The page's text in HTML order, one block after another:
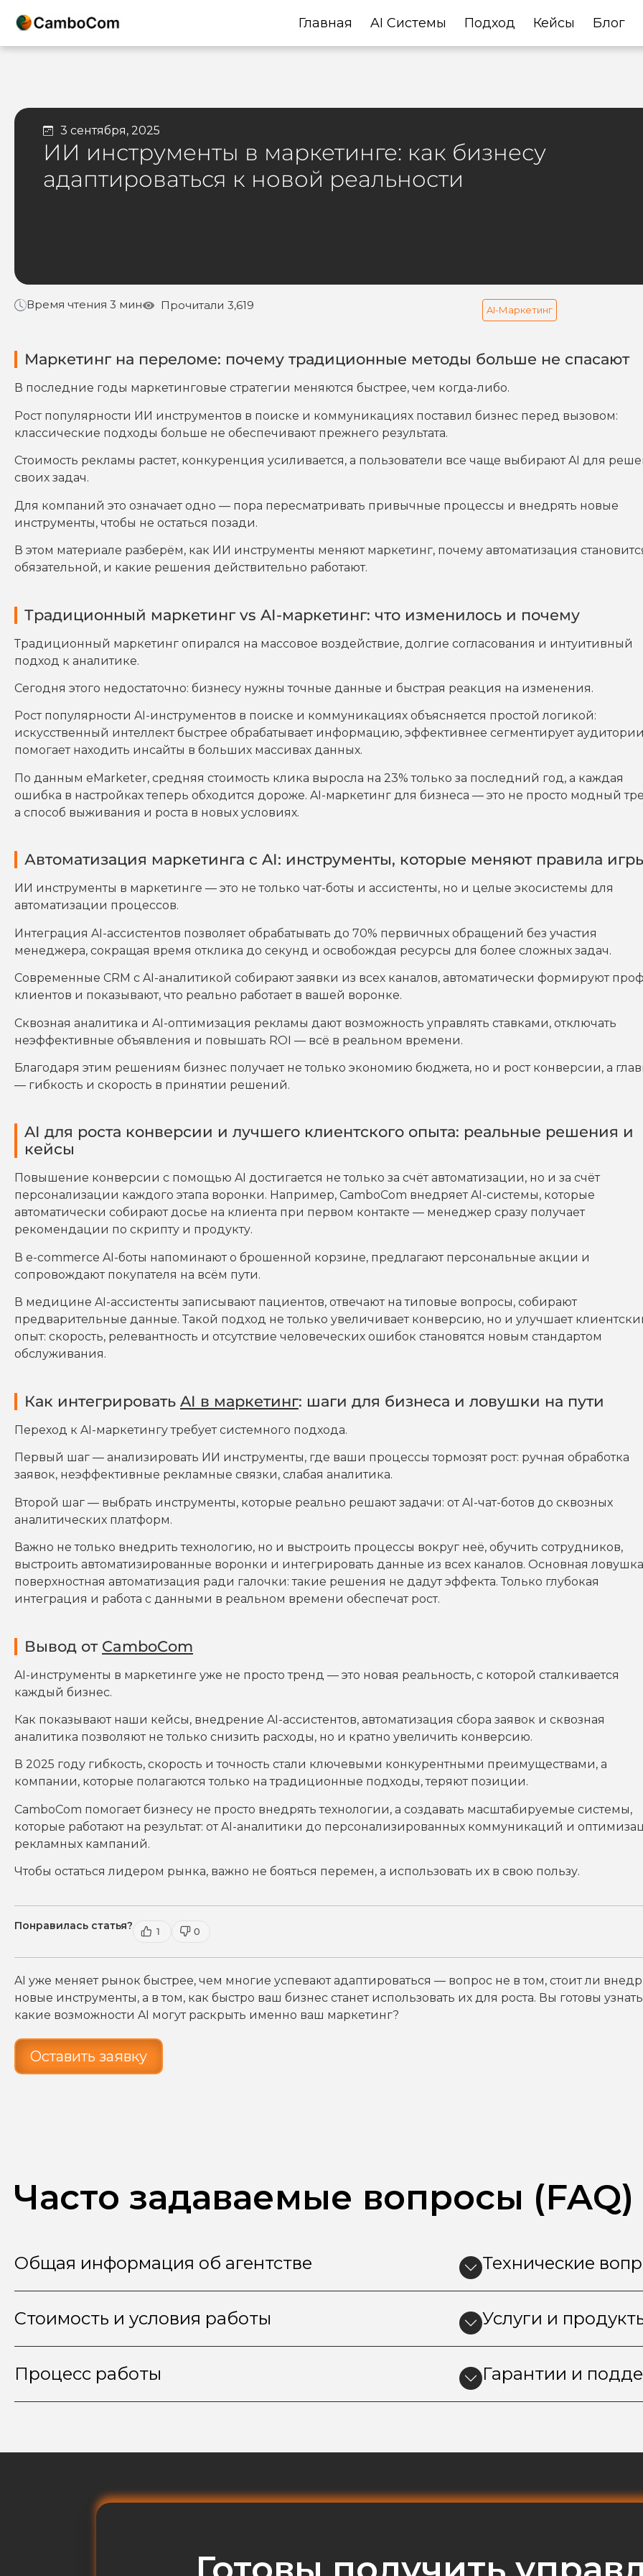
Главная AI Системы Подход Кейсы Блог
3 сентября, 2025
ИИ инструменты в маркетинге: как бизнесу
адаптироваться к новой реальности
Время чтения 3 мин Прочитали 3,619 AI-Маркетинг
Маркетинг на переломе: почему традиционные методы больше не спасают
В последние годы маркетинговые стратегии меняются быстрее, чем когда-либо.
Рост популярности ИИ инструментов в поиске и коммуникациях поставил бизнес перед вызовом:
классические подходы больше не обеспечивают прежнего результата.
Стоимость рекламы растет, конкуренция усиливается, а пользователи все чаще выбирают AI для
своих задач.
Для компаний это означает одно — пора пересматривать привычные процессы и внедрять новые
инструменты, чтобы не остаться позади.
В этом материале разберём, как ИИ инструменты меняют маркетинг, почему автоматизация
обязательной, и какие решения действительно работают.
Традиционный маркетинг vs AI-маркетинг: что изменилось и почему
Традиционный маркетинг опирался на массовое воздействие, долгие согласования и интуитивный
подход к аналитике.
Сегодня этого недостаточно: бизнесу нужны точные данные и быстрая реакция на изменения.
Рост популярности AI-инструментов в поиске и коммуникациях объясняется простой логикой:
искусственный интеллект быстрее обрабатывает информацию, эффективнее сегментирует
помогает находить инсайты в больших массивах данных.
По данным eMarketer, средняя стоимость клика выросла на 23% только за последний год, а каждая
ошибка в настройках теперь обходится дороже. AI-маркетинг для бизнеса — это не просто модный
а способ выживания и роста в новых условиях.
Автоматизация маркетинга с AI: инструменты, которые меняют правила
ИИ инструменты в маркетинге — это не только чат-боты и ассистенты, но и целые экосистемы для
автоматизации процессов.
Интеграция AI-ассистентов позволяет обрабатывать до 70% первичных обращений без участия
менеджера, сокращая время отклика до секунд и освобождая ресурсы для более сложных задач.
Современные CRM с AI-аналитикой собирают заявки из всех каналов, автоматически формируют
клиентов и показывают, что реально работает в вашей воронке.
Сквозная аналитика и AI-оптимизация рекламы дают возможность управлять ставками, отключать
неэффективные объявления и повышать ROI — всё в реальном времени.
Благодаря этим решениям бизнес получает не только экономию бюджета, но и рост конверсии, а
— гибкость и скорость в принятии решений.
AI для роста конверсии и лучшего клиентского опыта: реальные решения и
кейсы
Повышение конверсии с помощью AI достигается не только за счёт автоматизации, но и за счёт
персонализации каждого этапа воронки. Например, CamboCom внедряет AI-системы, которые
автоматически собирают досье на клиента при первом контакте — менеджер сразу получает
рекомендации по скрипту и продукту.
В e-commerce AI-боты напоминают о брошенной корзине, предлагают персональные акции и
сопровождают покупателя на всём пути.
В медицине AI-ассистенты записывают пациентов, отвечают на типовые вопросы, собирают
предварительные данные. Такой подход не только увеличивает конверсию, но и улучшает
опыт: скорость, релевантность и отсутствие человеческих ошибок становятся новым стандартом
обслуживания.
Как интегрировать AI в маркетинг: шаги для бизнеса и ловушки на пути
Переход к AI-маркетингу требует системного подхода.
Первый шаг — анализировать ИИ инструменты, где ваши процессы тормозят рост: ручная обработка
заявок, неэффективные рекламные связки, слабая аналитика.
Второй шаг — выбрать инструменты, которые реально решают задачи: от AI-чат-ботов до сквозных
аналитических платформ.
Важно не только внедрить технологию, но и выстроить процессы вокруг неё, обучить сотрудников,
выстроить автоматизированные воронки и интегрировать данные из всех каналов. Основная
поверхностная автоматизация ради галочки: такие решения не дадут эффекта. Только глубокая
интеграция и работа с данными в реальном времени обеспечат рост.
Вывод от CamboCom
AI-инструменты в маркетинге уже не просто тренд — это новая реальность, с которой сталкивается
каждый бизнес.
Как показывают наши кейсы, внедрение AI-ассистентов, автоматизация сбора заявок и сквозная
аналитика позволяют не только снизить расходы, но и кратно увеличить конверсию.
В 2025 году гибкость, скорость и точность стали ключевыми конкурентными преимуществами, а
компании, которые полагаются только на традиционные подходы, теряют позиции.
CamboCom помогает бизнесу не просто внедрять технологии, а создавать масштабируемые системы,
которые работают на результат: от AI-аналитики до персонализированных коммуникаций и
рекламных кампаний.
Чтобы остаться лидером рынка, важно не бояться перемен, а использовать их в свою пользу.
Понравилась статья? 1 0
AI уже меняет рынок быстрее, чем многие успевают адаптироваться — вопрос не в том, стоит ли
новые инструменты, а в том, как быстро ваш бизнес станет использовать их для роста. Вы готовы
какие возможности AI могут раскрыть именно ваш маркетинг?
Оставить заявку
Часто задаваемые вопросы
Общая информация об агентстве
Стоимость и условия работы
Процесс работы
Технические
Услуги и
Гарантии и